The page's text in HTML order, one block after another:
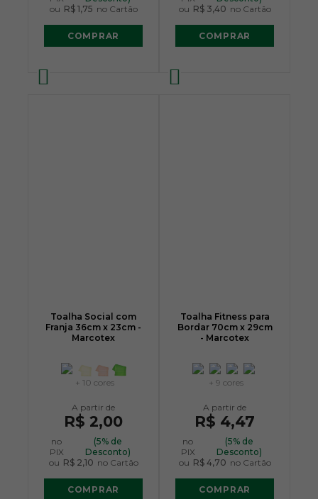
ou R$ 1,75 no Cartão
COMPRAR
ou R$ 3,40 no Cartão
COMPRAR
Toalha Social com
Franja 36cm x 23cm -
Marcotex
+ 10 cores
R$ 2,00
no
PIX
(5% de
Desconto)
ou R$ 2,10 no Cartão
COMPRAR
Toalha Fitness para
Bordar 70cm x 29cm
- Marcotex
+ 9 cores
R$ 4,47
no
PIX
(5% de
Desconto)
ou R$ 4,70 no Cartão
COMPRAR